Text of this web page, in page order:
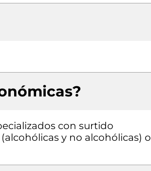
con surtido
y no alcohólicas) o